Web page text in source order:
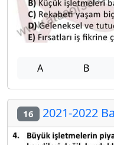
A B
16 2021-2022